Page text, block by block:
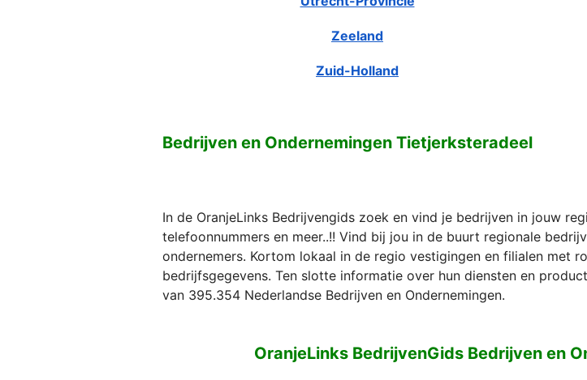
Zeeland
Zuid-Holland
Bedrijven en Ondernemingen Tietjerksteradeel
In de OranjeLinks Bedrijvengids zoek en vind je bedrijven in jouw
telefoonnummers en meer..!! Vind bij jou in de buurt regionale
ondernemers. Kortom lokaal in de regio vestigingen en filialen met
bedrijfsgegevens. Ten slotte informatie over hun diensten en
van 395.354 Nederlandse Bedrijven en Ondernemingen.
OranjeLinks BedrijvenGids Bedrijven en